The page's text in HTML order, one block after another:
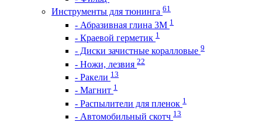
Инструменты для тюнинга 61
- Абразивная глина 3М 1
- Краевой герметик 1
- Диски зачистные коралловые 9
- Ножи, лезвия 22
- Ракели 13
- Магнит 1
- Распылители для пленок 1
- Автомобильный скотч 13